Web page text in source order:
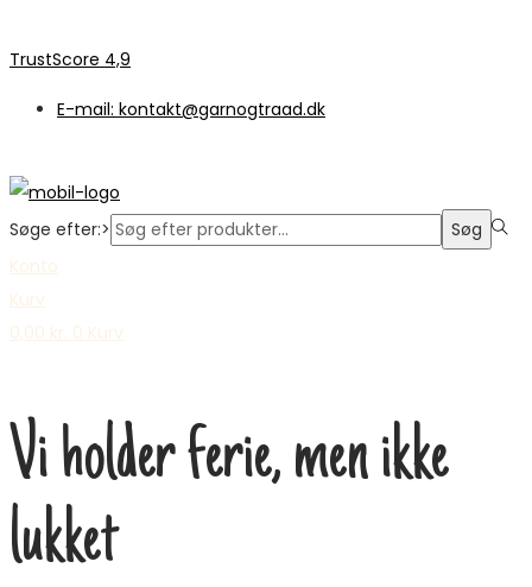
TrustScore 4,9
E-mail: kontakt@garnogtraad.dk
Søge efter:>
Søg
Konto
Kurv
0,00 kr. 0 Kurv
Vi holder ferie, men ikke
lukket